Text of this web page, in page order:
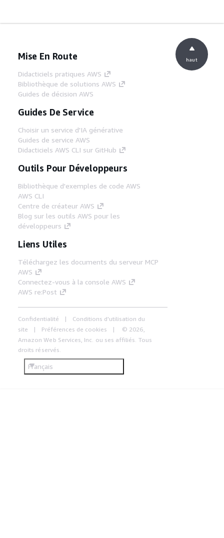
Mise En Route
Didacticiels pratiques AWS
Bibliothèque de solutions AWS
Guides de décision AWS
Guides De Service
Choisir un service d'IA générative
Guides de service AWS
Didacticiels AWS CLI sur GitHub
Outils Pour Développeurs
Bibliothèque d'exemples de code AWS
AWS CLI
Centre de créateur AWS
Blog sur les outils AWS pour les
développeurs
Liens Utiles
Téléchargez les documents du serveur MCP
AWS
Connectez-vous à la console AWS
AWS re:Post
Confidentialité
Conditions d'utilisation du
site
Préférences de cookies
© 2026,
Amazon Web Services, Inc. ou ses affiliés. Tous
droits réservés.
Français
haut